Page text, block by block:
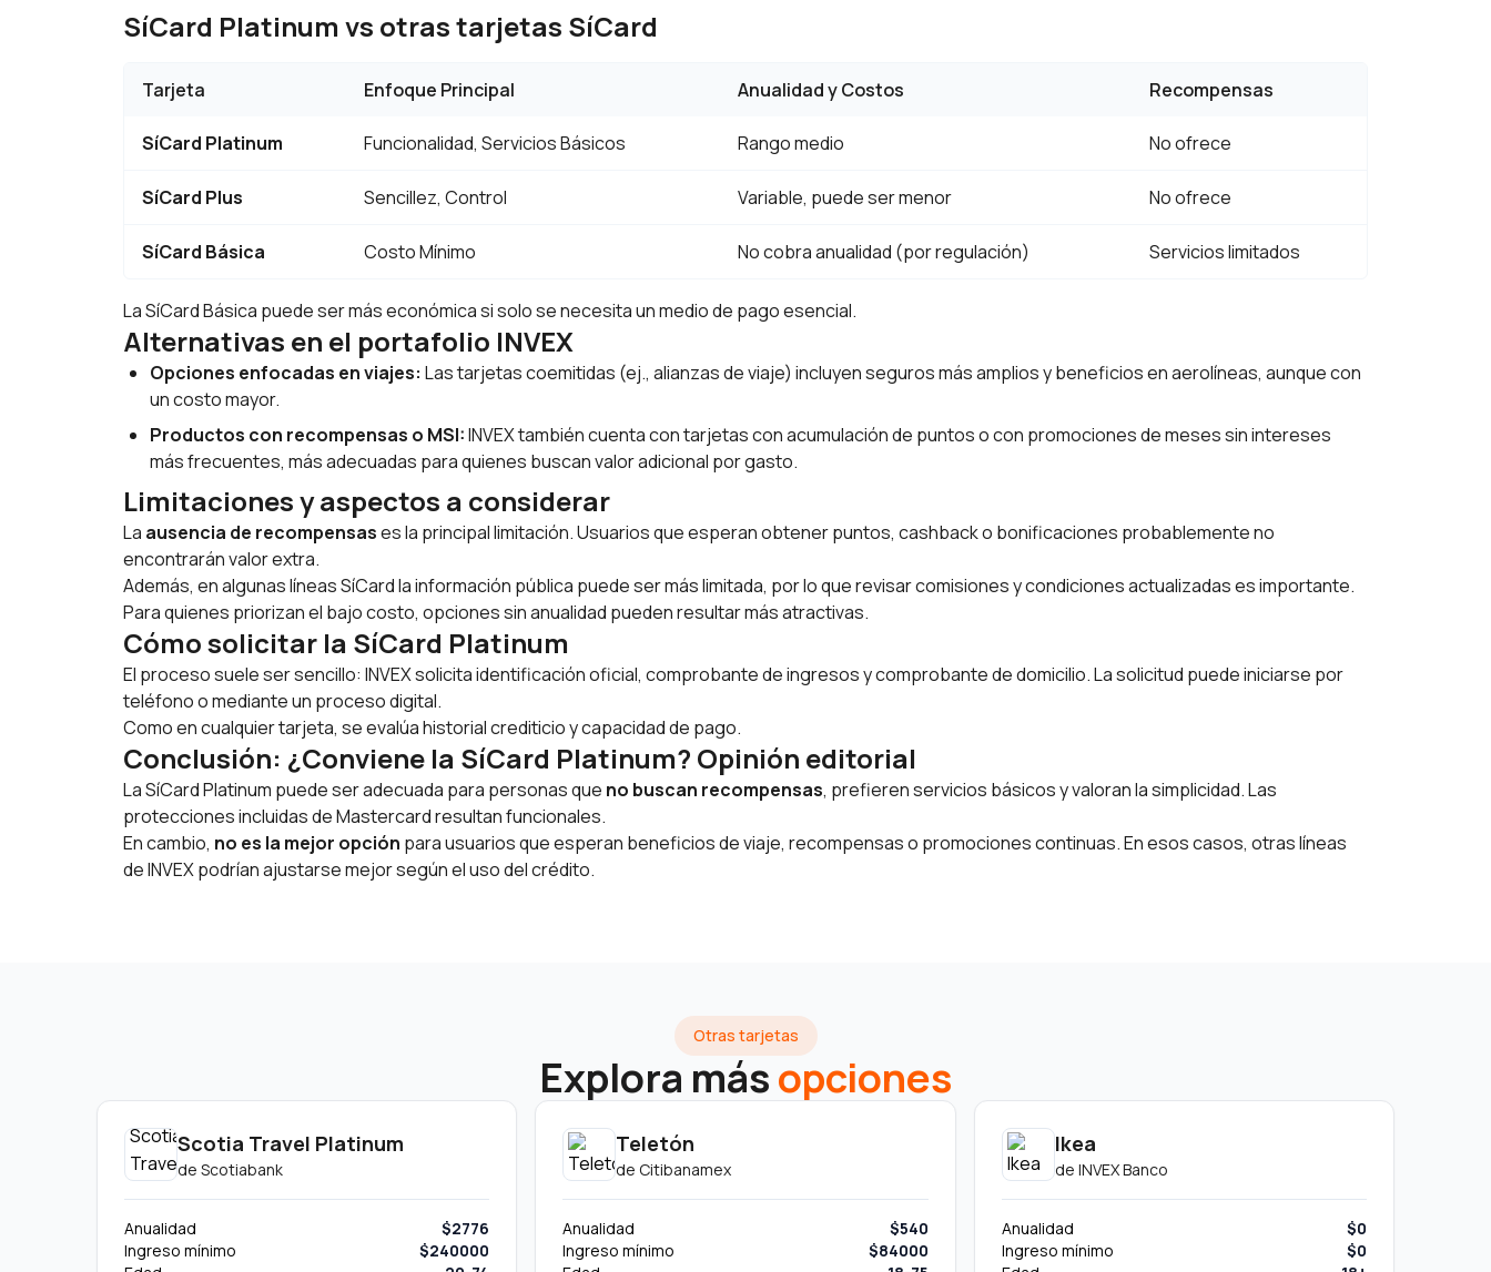
SíCard Platinum vs otras tarjetas SíCard
Tarjeta Enfoque Principal Anualidad y Costos Recompensas
SíCard Platinum Funcionalidad, Servicios Básicos Rango medio No ofrece
SíCard Plus Sencillez, Control Variable, puede ser menor No ofrece
SíCard Básica Costo Mínimo No cobra anualidad (por regulación) Servicios limitados
La SíCard Básica puede ser más económica si solo se necesita un medio de pago esencial.
Alternativas en el portafolio INVEX
Opciones enfocadas en viajes: Las tarjetas coemitidas (ej., alianzas de viaje) incluyen seguros más amplios y beneficios en aerolíneas, aunque con
un costo mayor.
Productos con recompensas o MSI:INVEX también cuenta con tarjetas con acumulación de puntos o con promociones de meses sin intereses
más frecuentes, más adecuadas para quienes buscan valor adicional por gasto.
Limitaciones y aspectos a considerar
La ausencia de recompensases la principal limitación. Usuarios que esperan obtener puntos, cashbacko bonificaciones probablemente no
encontrarán valor extra.
Además, en algunas líneas SíCard la información pública puede ser más limitada, por lo que revisar comisiones y condiciones actualizadas es importante.
Para quienes priorizan el bajo costo, opciones sin anualidad pueden resultar más atractivas.
Cómo solicitar la SíCard Platinum
El proceso suele ser sencillo: INVEX solicita identificación oficial, comprobante de ingresos y comprobante de domicilio. La solicitud puede iniciarse por
teléfono o mediante un proceso digital.
Como en cualquier tarjeta, se evalúa historial crediticio y capacidad de pago.
Conclusión: ¿Conviene la SíCard Platinum? Opinión editorial
La SíCard Platinum puede ser adecuada para personas que no buscan recompensas, prefieren servicios básicos y valoran la simplicidad. Las
protecciones incluidas de Mastercard resultan funcionales.
En cambio, no es la mejor opción para usuarios que esperan beneficios de viaje, recompensas o promociones continuas. En esos casos, otras líneas
de INVEX podrían ajustarse mejor según el uso del crédito.
Otras tarjetas
Explora másopciones
Scotia Travel Platinum
de Scotiabank
Anualidad
$2776
Ingreso mínimo
$240000
Teletón
de Citibanamex
Anualidad
$540
Ingreso mínimo
$84000
Ikea
de INVEX Banco
Anualidad
$0
Ingreso mínimo
$0